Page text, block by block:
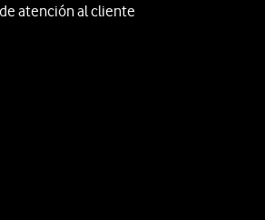
atención al cliente